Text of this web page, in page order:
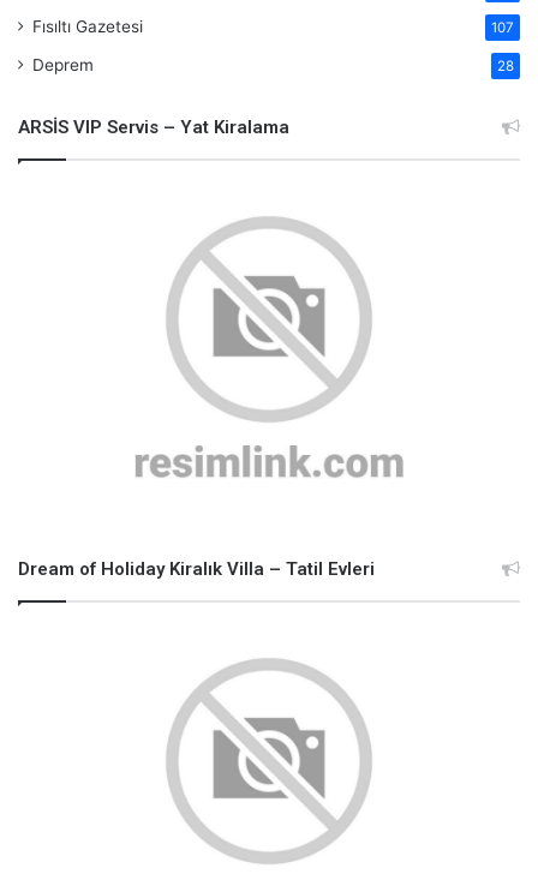
Fısıltı Gazetesi 107
Deprem 28
ARSİS VIP Servis – Yat Kiralama
Dream of Holiday Kiralık Villa – Tatil Evleri